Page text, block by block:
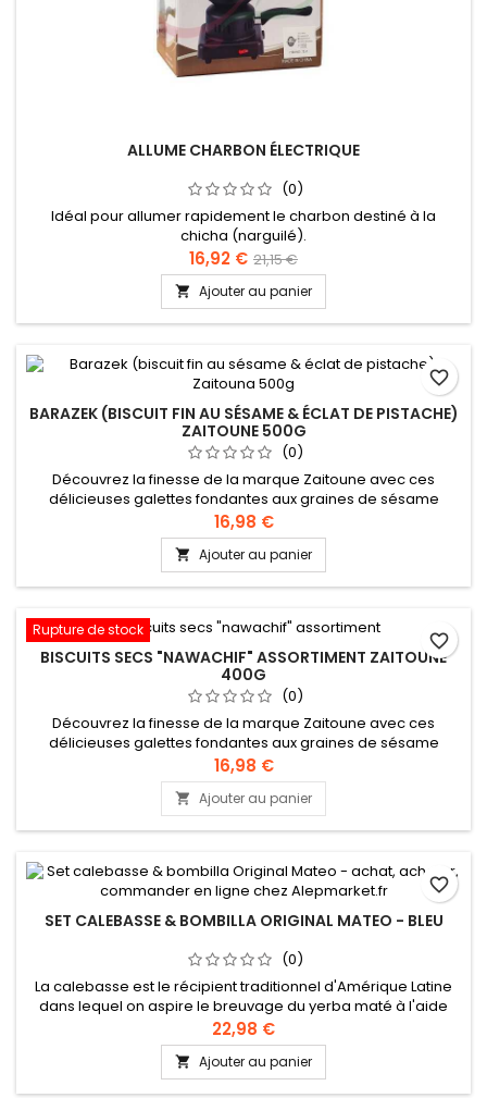
ALLUME CHARBON ÉLECTRIQUE
(0)
Idéal pour allumer rapidement le charbon destiné à la
chicha (narguilé).
16,92 € 21,15 €
 Ajouter au panier
BARAZEK (BISCUIT FIN AU SÉSAME & ÉCLAT DE PISTACHE)
ZAITOUNE 500G
(0)
Découvrez la finesse de la marque Zaitoune avec ces
délicieuses galettes fondantes aux graines de sésame
torréfiées, parsemées d'éclats de pistache craquants.
Ingrédients : Farine, beurre clarifié, sésame, sucre, pistache,
levure, eau Recette authentique levantine
16,98 €
 Ajouter au panier
favorite_border
Rupture de stock
BISCUITS SECS "NAWACHIF" ASSORTIMENT ZAITOUNE
400G
(0)
Découvrez la finesse de la marque Zaitoune avec ces
délicieuses galettes fondantes aux graines de sésame
torréfiées, parsemées d'éclats de pistache craquants.
Ingrédients : Farine, beurre clarifié, sésame, sucre, pistache,
levure, eau Recette authentique levantine
16,98 €
 Ajouter au panier
favorite_border
SET CALEBASSE & BOMBILLA ORIGINAL MATEO - BLEU
(0)
La calebasse est le récipient traditionnel d'Amérique Latine
dans lequel on aspire le breuvage du yerba maté à l'aide
d'une bombilla (paille spéciale munie d'un filtre à son
extrémité) Pour déguster le yerba maté, il vous faut trois
essentiels : du maté, une calebasse, une bombilla 1-
Préparer l’eau chaude, non bouillante, idéalement entre 70°
22,98 €
 Ajouter au panier
favorite_border